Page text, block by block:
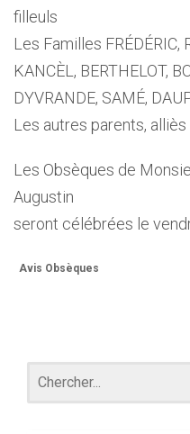
filleuls
Les Familles FRÉDÉRIC,
KANCÈL, BERTHELOT,
DYVRANDE, SAMÉ,
Les autres parents, alliès
Les Obsèques de
Augustin
seront célébrées le
Avis Obsèques